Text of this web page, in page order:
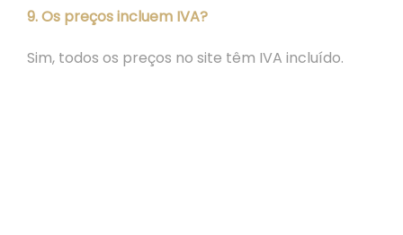
9. Os preços incluem IVA?
Sim, todos os preços no site têm IVA incluído.